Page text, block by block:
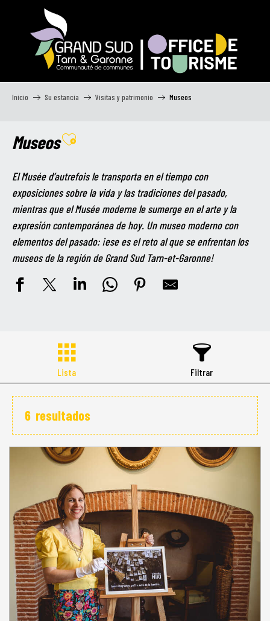
Inicio Su estancia Visitas y patrimonio Museos
MuseosAjouter aux favoris
El Musée d’autrefois le transporta en el tiempo con
exposiciones sobre la vida y las tradiciones del pasado,
mientras que el Musée moderne le sumerge en el arte y la
expresión contemporánea de hoy. Un museo moderno con
elementos del pasado: ¡ese es el reto al que se enfrentan los
museos de la región de Grand Sud Tarn-et-Garonne!
Lista Filtrar
6 resultados